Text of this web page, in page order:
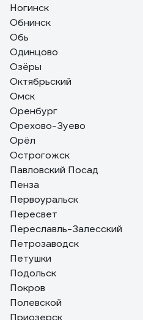
Ногинск
Обнинск
Обь
Одинцово
Озёры
Октябрьский
Омск
Оренбург
Орехово-Зуево
Орёл
Острогожск
Павловский Посад
Пенза
Первоуральск
Пересвет
Переславль-Залесский
Петрозаводск
Петушки
Подольск
Покров
Полевской
Приозерск